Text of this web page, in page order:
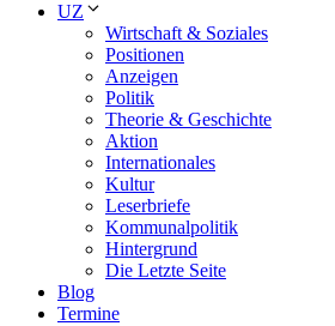
UZ
Wirtschaft & Soziales
Positionen
Anzeigen
Politik
Theorie & Geschichte
Aktion
Internationales
Kultur
Leserbriefe
Kommunalpolitik
Hintergrund
Die Letzte Seite
Blog
Termine